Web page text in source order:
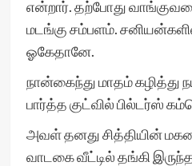
என்றார். தற்போது
மடங்கு சம்பளம்.
ஓகேதானே.
நான்கைந்து மாதம் கழித்து
பார்த்த குட்வில் பில்டர்ஸ்
அவள் தனது சித்தியின்
வாடகை வீட்டில் தங்கி